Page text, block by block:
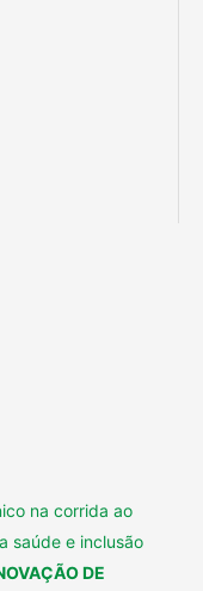
na corrida ao
saúde e inclusão
DE